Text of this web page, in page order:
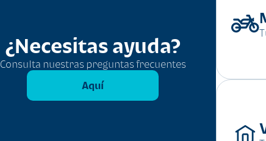
¿Necesitas ayuda?
Consulta nuestras preguntas frecuentes
Aquí